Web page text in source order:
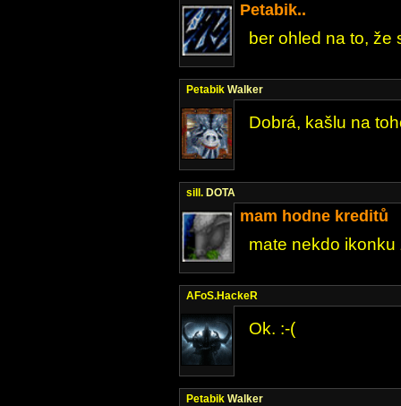
Petabik..
ber ohled na to, že
Petabik Walker
Dobrá, kašlu na
sill. DOTA
mam hodne kreditů
mate nekdo ikonku
AFoS.HackeR
Ok. :-(
Petabik Walker